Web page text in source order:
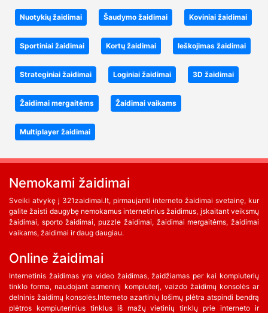
Nuotykių žaidimai Šaudymo žaidimai Koviniai žaidimai
Sportiniai žaidimai Kortų žaidimai Ieškojimas žaidimai
Strateginiai žaidimai Loginiai žaidimai 3D žaidimai
Žaidimai mergaitėms Žaidimai vaikams
Multiplayer žaidimai
Nemokami žaidimai
Sveiki atvykę į 321zaidimai.lt, pirmaujanti interneto žaidimai svetainę, kur
galite žaisti daugybę nemokamus internetinius žaidimus, įskaitant veiksmų
žaidimai, sporto žaidimai, puzzle žaidimai, žaidimai mergaitėms, žaidimai
vaikams, žaidimai ir daug daugiau.
Online žaidimai
Internetinis žaidimas yra video žaidimas, žaidžiamas per kai kompiuterių
tinklo forma, naudojant asmeninį kompiuterį, vaizdo žaidimų konsolės ar
delninis žaidimų konsolės.Interneto azartinių lošimų plėtra atspindi bendrą
plėtros kompiuterinius tinklus iš mažų vietinių tinklų prie interneto ir